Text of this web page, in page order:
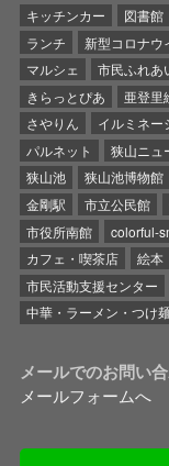
キッチンカー 図書館
ランチ
新型コロナウ
マルシェ
市民ふれあ
きらっとぴあ
亜登里
さやりん
イルミネー
パルネット
狭山ニュ
狭山池
狭山池博物館
金剛駅
市立公民館
市役所南館
colorful-
カフェ・喫茶店
絵本
市民活動支援センター
中華・ラーメン・つけ
メールでのお問い
メールフォームへ